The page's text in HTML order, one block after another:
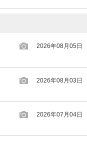
2026年08月05日
2026年08月03日
2026年07月04日